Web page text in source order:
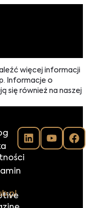
więcej informacji
Informacje o
się również na naszej